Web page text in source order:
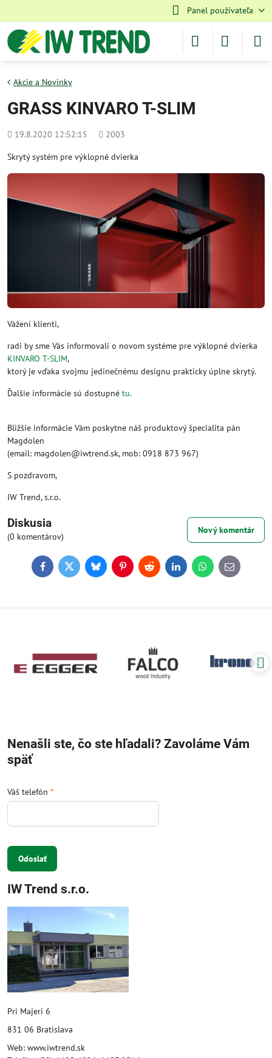
Panel používateľa
Akcie a Novinky
GRASS KINVARO T-SLIM
Pridané
19.8.2020 12:52:15
Počet
2003
Skrytý systém pre výklopné dvierka
Vážení klienti,
radi by sme Vás informovali o novom systéme pre výklopné dvierka
KINVARO T-SLIM,
ktorý je vďaka svojmu jedinečnému designu prakticky úplne skrytý.
Ďalšie informácie sú dostupné tu.
Bližšie informácie Vám poskytne náš produktový špecialita pán
Magdolen
(email: magdolen@iwtrend.sk, mob: 0918 873 967)
S pozdravom,
IW Trend, s.r.o.
Diskusia
(0 komentárov)
Nový komentár
FacebookTwitterBlueskyPinterestReddit LinkedInWhatsApp
E-
mail
Nenašli ste, čo ste hľadali? Zavoláme Vám
späť
Váš telefón *
Odoslať
IW Trend s.r.o.
Pri Majeri 6
831 06 Bratislava
Web: www.iwtrend.sk